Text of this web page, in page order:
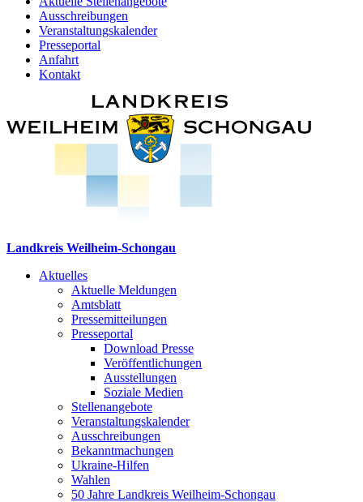
Ausschreibungen
Veranstaltungskalender
Presseportal
Anfahrt
Kontakt
Landkreis Weilheim-Schongau
Aktuelles
Aktuelle Meldungen
Amtsblatt
Pressemitteilungen
Presseportal
Download Presse
Veröffentlichungen
Ausstellungen
Soziale Medien
Stellenangebote
Veranstaltungskalender
Ausschreibungen
Bekanntmachungen
Ukraine-Hilfen
Wahlen
50 Jahre Landkreis Weilheim-Schongau